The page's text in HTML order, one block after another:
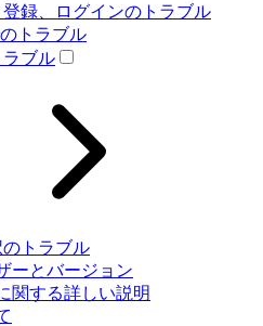
録、ログインのトラブル
トラブル
ブル
トラブル
ーとバージョン
関する詳しい説明